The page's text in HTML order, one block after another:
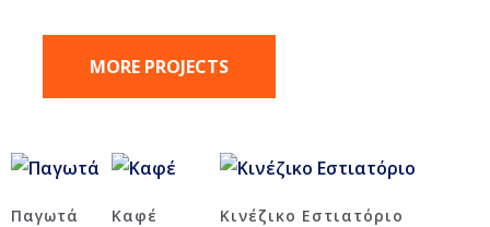
MORE PROJECTS
Παγωτά Καφέ Κινέζικο Εστιατόριο